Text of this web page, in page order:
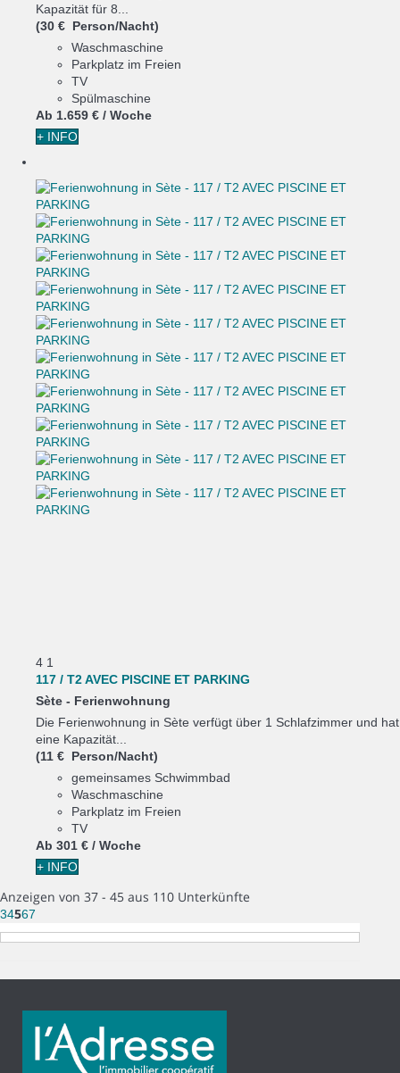
Kapazität für 8...
(30 € Person/Nacht)
Waschmaschine
Parkplatz im Freien
TV
Spülmaschine
Ab 1.659 € / Woche
+ INFO
4 1
117 / T2 AVEC PISCINE ET PARKING
Sète - Ferienwohnung
Die Ferienwohnung in Sète verfügt über 1 Schlafzimmer und hat
eine Kapazität...
(11 € Person/Nacht)
gemeinsames Schwimmbad
Waschmaschine
Parkplatz im Freien
TV
Ab 301 € / Woche
+ INFO
Anzeigen von 37 - 45 aus 110 Unterkünfte
34567